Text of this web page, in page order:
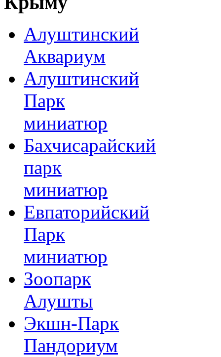
Алуштинский
Аквариум
Алуштинский
Парк
миниатюр
Бахчисарайский
парк
миниатюр
Евпаторийский
Парк
миниатюр
Зоопарк
Алушты
Экшн-Парк
Пандориум